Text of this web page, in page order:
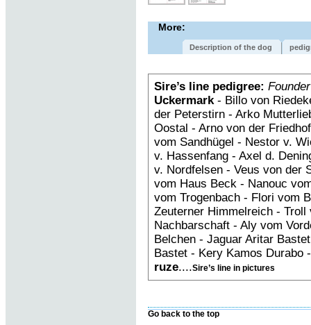
More:
Description of the dog
Sire’s line pedigree: Founder
Uckermark- Billo von
der Peterstirn - Arko
Oostal - Arno von der
vom Sandhügel - Nestor v.
v. Hassenfang - Axel d.
v. Nordfelsen - Veus von der
vom Haus Beck - Nanouc
vom Trogenbach - Flori vom
Zeuterner Himmelreich - Troll
Nachbarschaft - Aly vom
Belchen - Jaguar Aritar
Bastet - Kery Kamos Durabo
ruze....Sire’s line in pictures
Go back to the top